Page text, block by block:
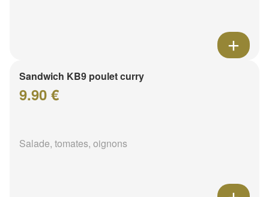
Sandwich KB9 poulet curry
9.90 €
Salade, tomates, oignons